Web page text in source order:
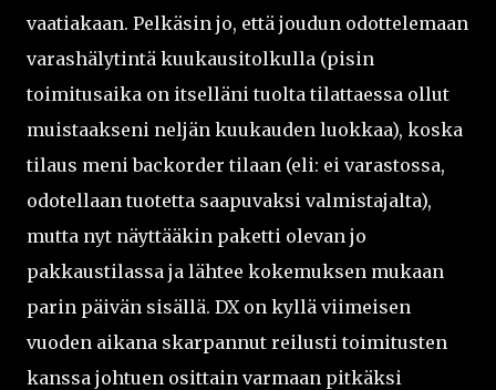
vaatiakaan. Pelkäsin jo, että joudun odottelemaan
varashälytintä kuukausitolkulla (pisin
toimitusaika on itselläni tuolta tilattaessa ollut
muistaakseni neljän kuukauden luokkaa), koska
tilaus meni backorder tilaan (eli: ei varastossa,
odotellaan tuotetta saapuvaksi valmistajalta),
mutta nyt näyttääkin paketti olevan jo
pakkaustilassa ja lähtee kokemuksen mukaan
parin päivän sisällä. DX on kyllä viimeisen
vuoden aikana skarpannut reilusti toimitusten
kanssa johtuen osittain varmaan pitkäksi